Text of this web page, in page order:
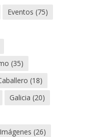
Eventos (75)
(35)
(18)
Galicia (20)
Imágenes (26)